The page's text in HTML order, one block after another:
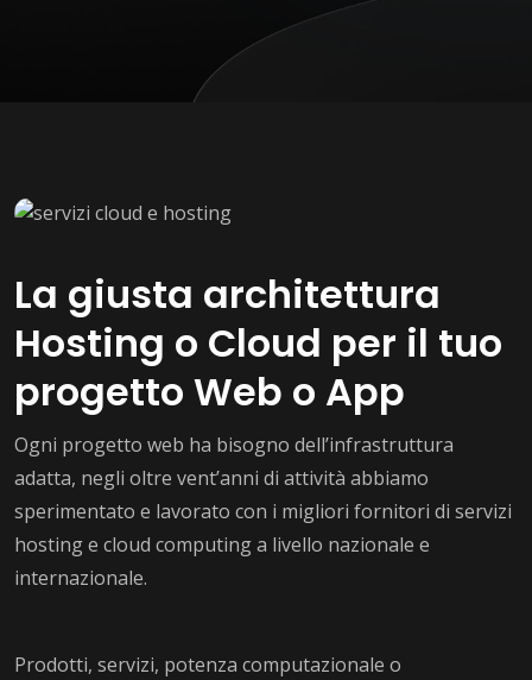
La giusta architettura
Hosting o Cloud per il tuo
progetto Web o App
Ogni progetto web ha bisogno dell’infrastruttura
adatta, negli oltre vent’anni di attività abbiamo
sperimentato e lavorato con i migliori fornitori di servizi
hosting e cloud computing a livello nazionale e
internazionale.
Prodotti, servizi, potenza computazionale o